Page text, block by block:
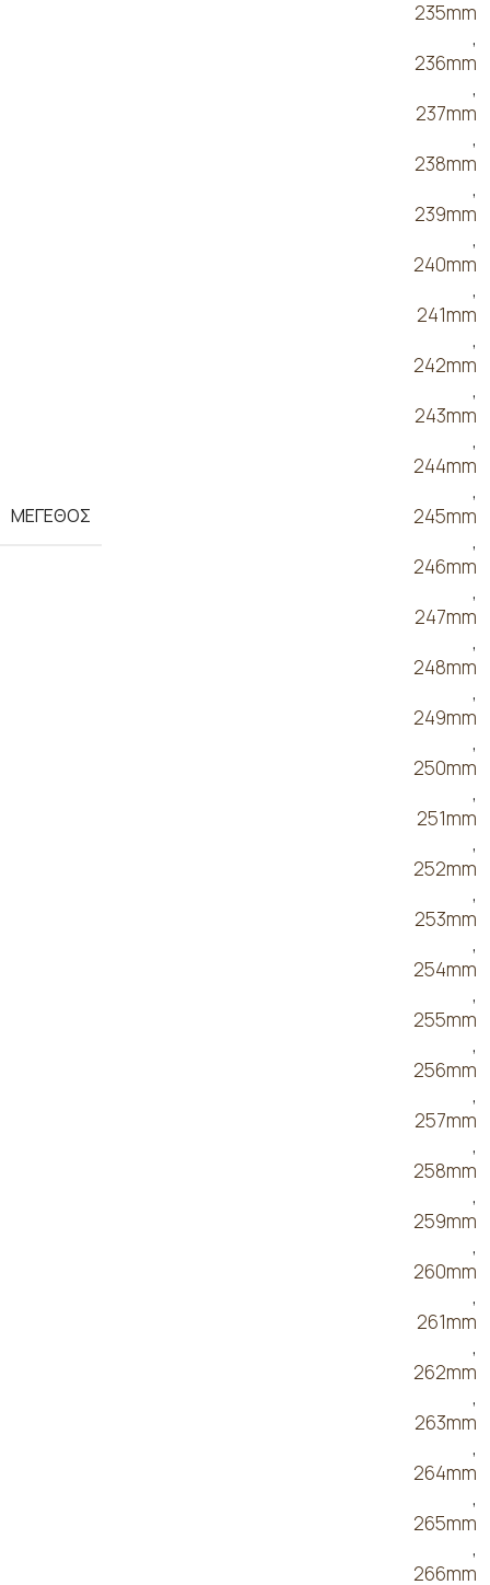
ΜΕΓΕΘΟΣ
235mm
,
236mm
,
237mm
,
238mm
,
239mm
,
240mm
,
241mm
,
242mm
,
243mm
,
244mm
,
245mm
,
246mm
,
247mm
,
248mm
,
249mm
,
250mm
,
251mm
,
252mm
,
253mm
,
254mm
,
255mm
,
256mm
,
257mm
,
258mm
,
259mm
,
260mm
,
261mm
,
262mm
,
263mm
,
264mm
,
265mm
,
266mm